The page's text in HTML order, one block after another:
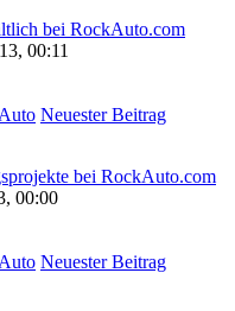
bei RockAuto.com
00:11
Neuester Beitrag
bei RockAuto.com
00:00
Neuester Beitrag